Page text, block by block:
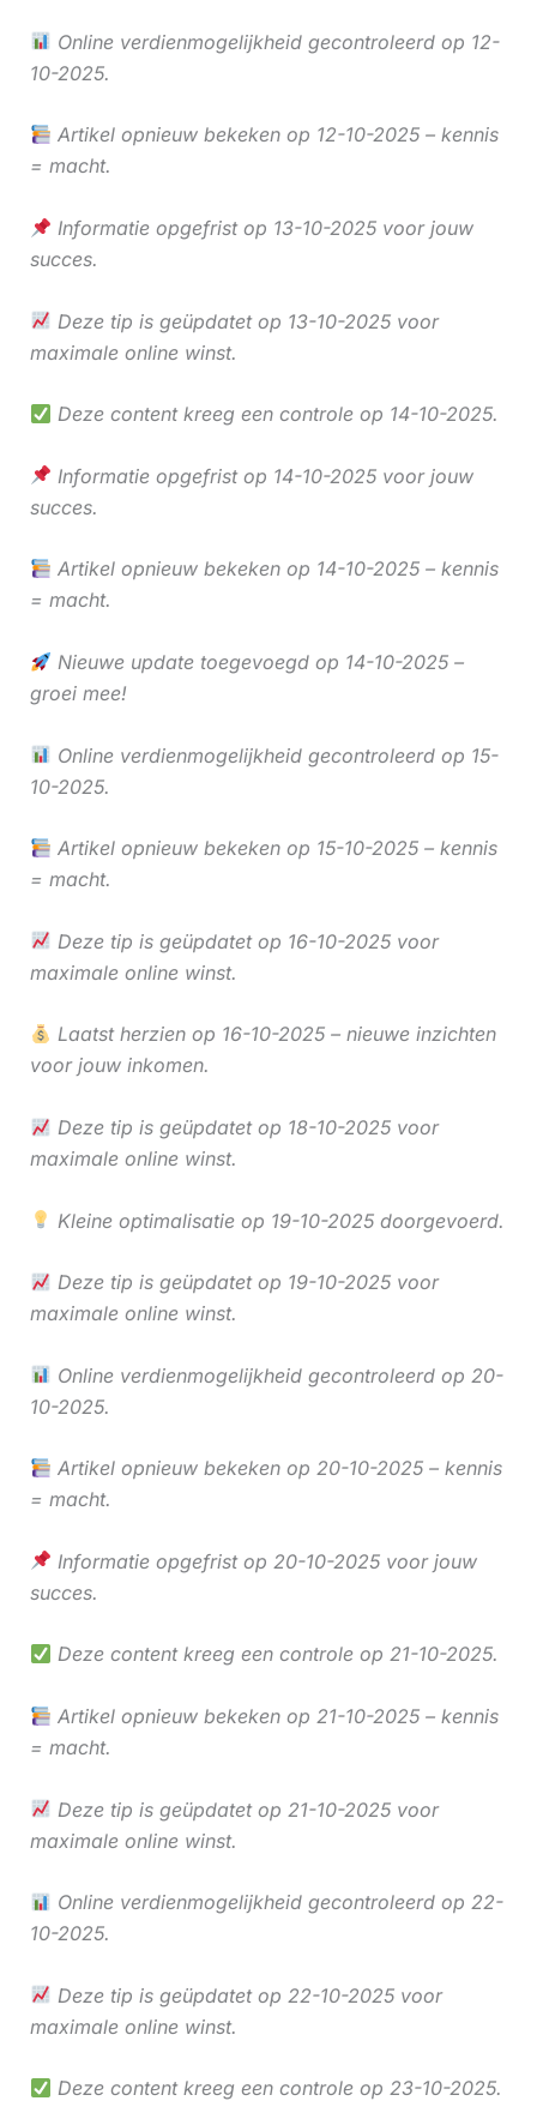
Online verdienmogelijkheid gecontroleerd op 12-
10-2025.
Artikel opnieuw bekeken op 12-10-2025 – kennis
= macht.
Informatie opgefrist op 13-10-2025 voor jouw
succes.
Deze tip is geüpdatet op 13-10-2025 voor
maximale online winst.
Deze content kreeg een controle op 14-10-2025.
Informatie opgefrist op 14-10-2025 voor jouw
succes.
Artikel opnieuw bekeken op 14-10-2025 – kennis
= macht.
Nieuwe update toegevoegd op 14-10-2025 –
groei mee!
Online verdienmogelijkheid gecontroleerd op 15-
10-2025.
Artikel opnieuw bekeken op 15-10-2025 – kennis
= macht.
Deze tip is geüpdatet op 16-10-2025 voor
maximale online winst.
Laatst herzien op 16-10-2025 – nieuwe inzichten
voor jouw inkomen.
Deze tip is geüpdatet op 18-10-2025 voor
maximale online winst.
Kleine optimalisatie op 19-10-2025 doorgevoerd.
Deze tip is geüpdatet op 19-10-2025 voor
maximale online winst.
Online verdienmogelijkheid gecontroleerd op 20-
10-2025.
Artikel opnieuw bekeken op 20-10-2025 – kennis
= macht.
Informatie opgefrist op 20-10-2025 voor jouw
succes.
Deze content kreeg een controle op 21-10-2025.
Artikel opnieuw bekeken op 21-10-2025 – kennis
= macht.
Deze tip is geüpdatet op 21-10-2025 voor
maximale online winst.
Online verdienmogelijkheid gecontroleerd op 22-
10-2025.
Deze tip is geüpdatet op 22-10-2025 voor
maximale online winst.
Deze content kreeg een controle op 23-10-2025.